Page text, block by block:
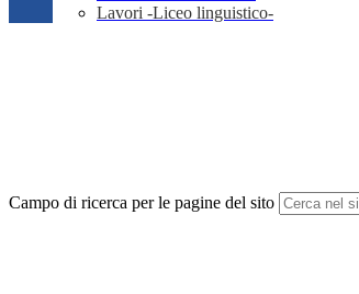
Lavori -Liceo linguistico-
Campo di ricerca per le pagine del sito